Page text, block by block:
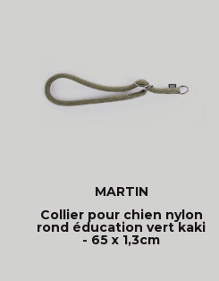
MARTIN
Collier pour chien nylon
rond éducation vert kaki
- 65 x 1,3cm